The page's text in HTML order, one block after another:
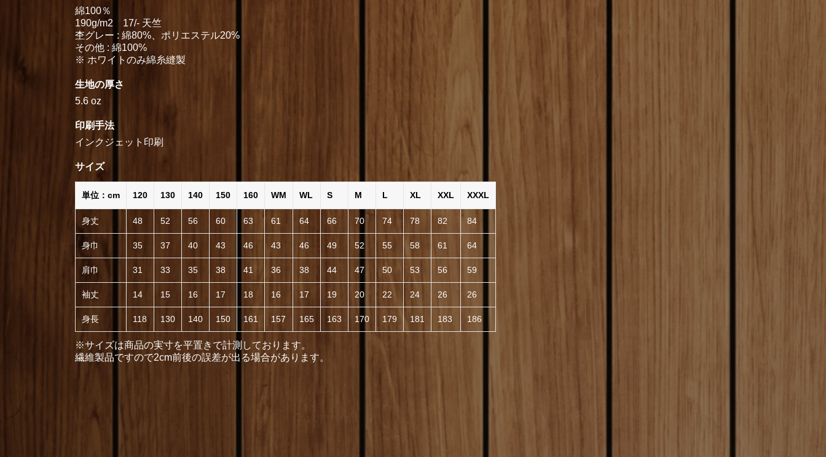
綿100％
190g/m2 17/- 天竺
杢グレー : 綿80%、ポリエステル20%
その他 : 綿100%
※ ホワイトのみ綿糸縫製
生地の厚さ
5.6 oz
印刷手法
インクジェット印刷
サイズ
単位：cm 120 130 140 150 160 WM WL S M L XL XXL XXXL
身丈 48 52 56 60 63 61 64 66 70 74 78 82 84
身巾 35 37 40 43 46 43 46 49 52 55 58 61 64
肩巾 31 33 35 38 41 36 38 44 47 50 53 56 59
袖丈 14 15 16 17 18 16 17 19 20 22 24 26 26
身長 118 130 140 150 161 157 165 163 170 179 181 183 186
※サイズは商品の実寸を平置きで計測しております。
繊維製品ですので2cm前後の誤差が出る場合があります。